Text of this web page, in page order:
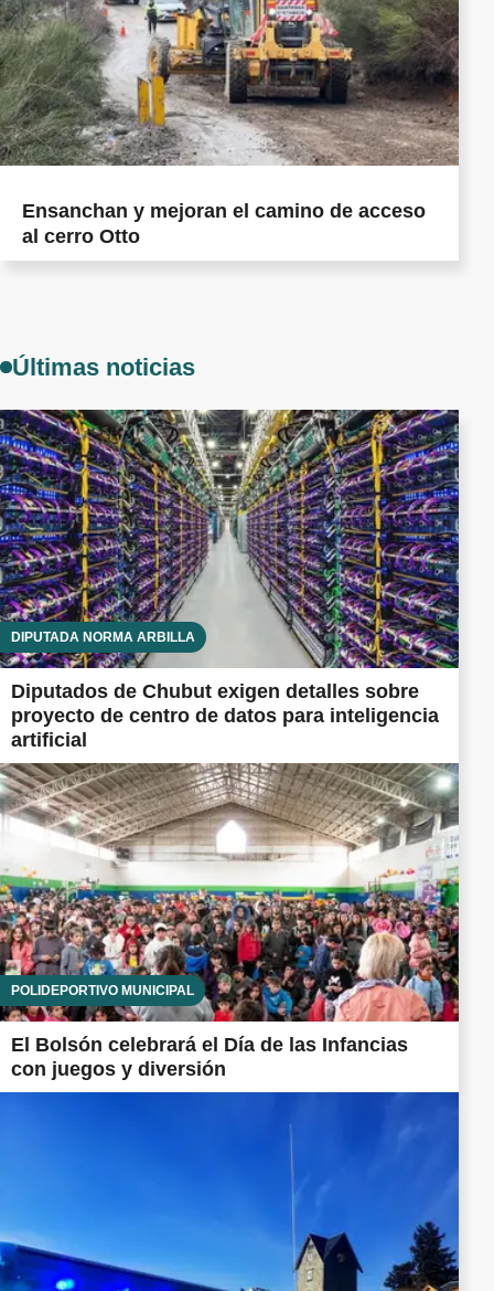
Ensanchan y mejoran el camino de acceso
al cerro Otto
Últimas noticias
DIPUTADA NORMA ARBILLA
Diputados de Chubut exigen detalles sobre
proyecto de centro de datos para inteligencia
artificial
POLIDEPORTIVO MUNICIPAL
El Bolsón celebrará el Día de las Infancias
con juegos y diversión